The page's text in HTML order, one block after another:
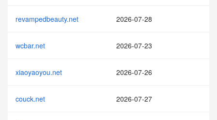
revampedbeauty.net 2026-07-28
wcbar.net 2026-07-23
xiaoyaoyou.net 2026-07-26
couck.net 2026-07-27